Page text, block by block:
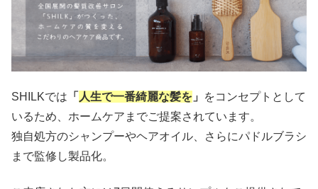
SHILKでは 「 人生で一番綺麗な髪を 」
をコンセプトとして
いるため、ホームケアまでご提案されています。
独自処方のシャンプーやヘアオイル、さらにパドルブラシ
まで監修し製品化。